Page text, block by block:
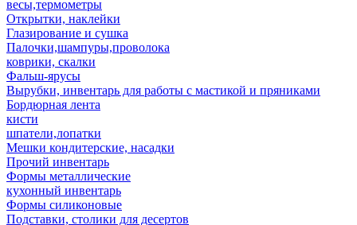
весы,термометры
Открытки, наклейки
Глазирование и сушка
Палочки,шампуры,проволока
коврики, скалки
Фальш-ярусы
Вырубки, инвентарь для работы с мастикой и пряниками
Бордюрная лента
кисти
шпатели,лопатки
Мешки кондитерские, насадки
Прочий инвентарь
Формы металлические
кухонный инвентарь
Формы силиконовые
Подставки, столики для десертов